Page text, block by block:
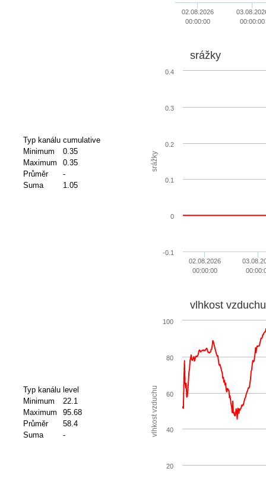
02.08.2026
00:00:00
00:00:00
Typ kanálu cumulative
Minimum
0.35
Maximum
0.35
Průměr
-
Suma
1.05
srážky
srážky
02.08.2026
00:00:00
-0.1
0
0.1
0.2
0.3
0.4
Typ kanálu level
Minimum
22.1
Maximum
95.68
Průměr
58.4
Suma
- vlhkost vzduchu
vlhkost vzduchu
20
40
60
80
100